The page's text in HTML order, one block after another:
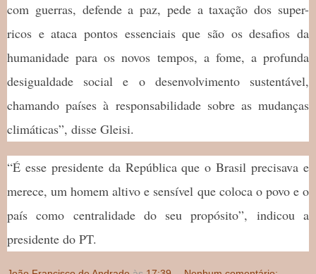
com guerras, defende a paz, pede a taxação dos super-
ricos e ataca pontos essenciais que são os desafios da
humanidade para os novos tempos, a fome, a profunda
desigualdade social e o desenvolvimento sustentável,
chamando países à responsabilidade sobre as mudanças
climáticas”, disse Gleisi.
“É esse presidente da República que o Brasil precisava e
merece, um homem altivo e sensível que coloca o povo e o
país como centralidade do seu propósito”, indicou a
presidente do PT.